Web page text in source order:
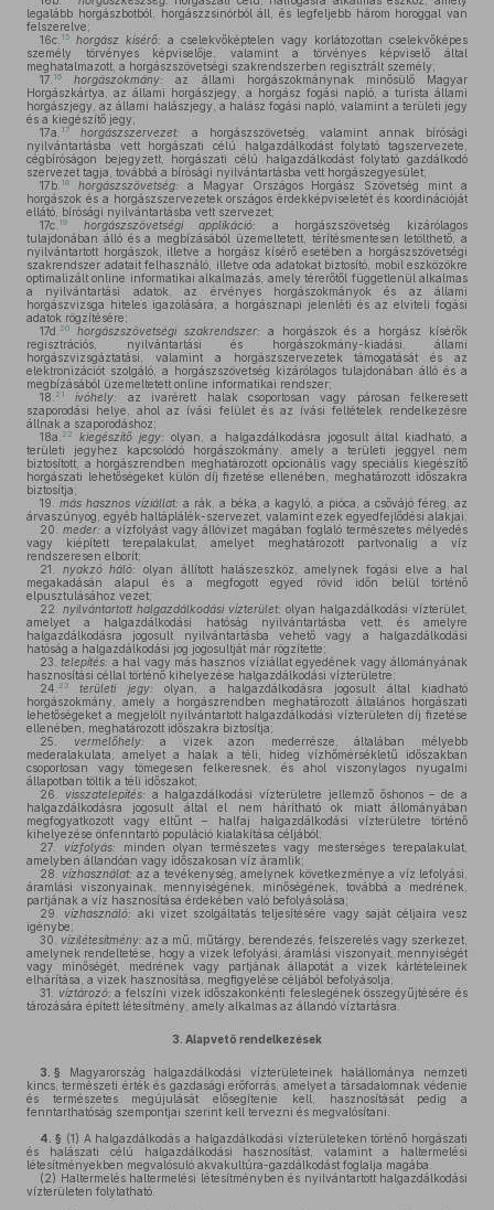
legalább horgászbotból, horgászzsinórból áll, és legfeljebb három horoggal van
felszerelve;
16c. 15 horgász kísérő: a cselekvőképtelen vagy korlátozottan cselekvőképes
személy törvényes képviselője, valamint a törvényes képviselő által
meghatalmazott, a horgászszövetségi szakrendszerben regisztrált személy;
17. 16 horgászokmány: az állami horgászokmánynak minősülő Magyar
Horgászkártya, az állami horgászjegy, a horgász fogási napló, a turista állami
horgászjegy, az állami halászjegy, a halász fogási napló, valamint a területi jegy
és a kiegészítő jegy;
17a. 17 horgászszervezet:
a horgászszövetség, valamint annak bírósági
nyilvántartásba vett horgászati célú halgazdálkodást folytató tagszervezete,
cégbíróságon bejegyzett, horgászati célú halgazdálkodást folytató gazdálkodó
szervezet tagja, továbbá a bírósági nyilvántartásba vett horgászegyesület;
17b. 18 horgászszövetség: a Magyar Országos Horgász Szövetség mint a
horgászok és a horgászszervezetek országos érdekképviseletét és koordinációját
ellátó, bírósági nyilvántartásba vett szervezet;
17c. 19 horgászszövetségi applikáció:
a horgászszövetség kizárólagos
tulajdonában álló és a megbízásából üzemeltetett, térítésmentesen letölthető, a
nyilvántartott horgászok, illetve a horgász kísérő esetében a horgászszövetségi
szakrendszer adatait felhasználó, illetve oda adatokat biztosító, mobil eszközökre
optimalizált online informatikai alkalmazás, amely térerőtől függetlenül alkalmas
a nyilvántartási adatok, az érvényes horgászokmányok és az állami
horgászvizsga hiteles igazolására, a horgásznapi jelenléti és az elviteli fogási
adatok rögzítésére;
17d. 20 horgászszövetségi szakrendszer: a horgászok és a horgász kísérők
regisztrációs, nyilvántartási és horgászokmány-kiadási, állami
horgászvizsgáztatási, valamint a horgászszervezetek támogatását és az
elektronizációt szolgáló, a horgászszövetség kizárólagos tulajdonában álló és a
megbízásából üzemeltetett online informatikai rendszer;
18. 21 ívóhely:
az ivarérett halak csoportosan vagy párosan felkeresett
szaporodási helye, ahol az ívási felület és az ívási feltételek rendelkezésre
állnak a szaporodáshoz;
18a. 22 kiegészítő jegy: olyan, a halgazdálkodásra jogosult által kiadható, a
területi jegyhez kapcsolódó horgászokmány, amely a területi jeggyel nem
biztosított, a horgászrendben meghatározott opcionális vagy speciális kiegészítő
horgászati lehetőségeket külön díj fizetése ellenében, meghatározott időszakra
biztosítja;
19.
más hasznos víziállat: a rák, a béka, a kagyló, a pióca, a csővájó féreg, az
árvaszúnyog, egyéb haltáplálék-szervezet, valamint ezek egyedfejlődési alakjai;
20.
meder: a vízfolyást vagy állóvizet magában foglaló természetes mélyedés
vagy kiépített terepalakulat, amelyet meghatározott partvonalig a víz
rendszeresen elborít;
21.
nyakzó háló:
olyan állított halászeszköz, amelynek fogási elve a hal
megakadásán alapul és a megfogott egyed rövid időn belül történő
elpusztulásához vezet;
22.
nyilvántartott halgazdálkodási vízterület: olyan halgazdálkodási vízterület,
amelyet a halgazdálkodási hatóság nyilvántartásba vett, és amelyre
halgazdálkodásra jogosult nyilvántartásba vehető vagy a halgazdálkodási
hatóság a halgazdálkodási jog jogosultját már rögzítette;
23.
telepítés: a hal vagy más hasznos víziállat egyedének vagy állományának
hasznosítási céllal történő kihelyezése halgazdálkodási vízterületre;
24. 23 területi jegy: olyan, a halgazdálkodásra jogosult által kiadható
horgászokmány, amely a horgászrendben meghatározott általános horgászati
lehetőségeket a megjelölt nyilvántartott halgazdálkodási vízterületen díj fizetése
ellenében, meghatározott időszakra biztosítja;
25.
vermelőhely: a vizek azon mederrésze, általában mélyebb
mederalakulata, amelyet a halak a téli, hideg vízhőmérsékletű időszakban
csoportosan vagy tömegesen felkeresnek, és ahol viszonylagos nyugalmi
állapotban töltik a téli időszakot;
26.
visszatelepítés: a halgazdálkodási vízterületre jellemző őshonos – de a
halgazdálkodásra jogosult által el nem hárítható ok miatt állományában
megfogyatkozott vagy eltűnt – halfaj halgazdálkodási vízterületre történő
kihelyezése önfenntartó populáció kialakítása céljából;
27.
vízfolyás: minden olyan természetes vagy mesterséges terepalakulat,
amelyben állandóan vagy időszakosan víz áramlik;
28.
vízhasználat: az a tevékenység, amelynek következménye a víz lefolyási,
áramlási viszonyainak, mennyiségének, minőségének, továbbá a medrének,
partjának a víz hasznosítása érdekében való befolyásolása;
29.
vízhasználó: aki vizet szolgáltatás teljesítésére vagy saját céljaira vesz
igénybe;
30.
vízilétesítmény: az a mű, műtárgy, berendezés, felszerelés vagy szerkezet,
amelynek rendeltetése, hogy a vizek lefolyási, áramlási viszonyait, mennyiségét
vagy minőségét, medrének vagy partjának állapotát a vizek kártételeinek
elhárítása, a vizek hasznosítása, megfigyelése céljából befolyásolja;
31.
víztározó: a felszíni vizek időszakonkénti feleslegének összegyűjtésére és
tározására épített létesítmény, amely alkalmas az állandó víztartásra.
3. Alapvető rendelkezések
3. § Magyarország halgazdálkodási vízterületeinek halállománya nemzeti
kincs, természeti érték és gazdasági erőforrás, amelyet a társadalomnak védenie
és természetes megújulását elősegítenie kell, hasznosítását pedig a
fenntarthatóság szempontjai szerint kell tervezni és megvalósítani.
4. § (1) A halgazdálkodás a halgazdálkodási vízterületeken történő horgászati
és halászati célú halgazdálkodási hasznosítást, valamint a haltermelési
létesítményekben megvalósuló akvakultúra-gazdálkodást foglalja magába.
(2) Haltermelés haltermelési létesítményben és nyilvántartott halgazdálkodási
vízterületen folytatható.